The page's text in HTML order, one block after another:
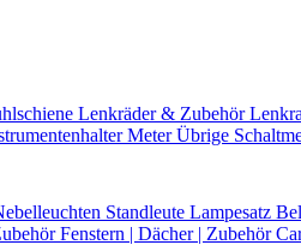
Lenkräder & Zubehör
Meter Übrige
Standleute Lampesatz
Fenstern | Dächer | Zubehör